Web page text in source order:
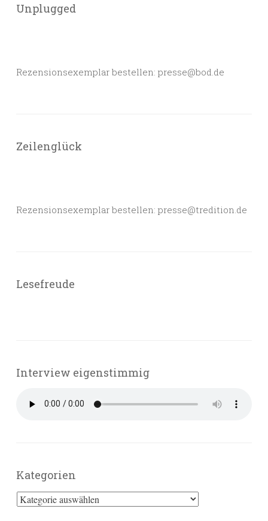
Unplugged
Rezensionsexemplar bestellen: presse@bod.de
Zeilenglück
Rezensionsexemplar bestellen: presse@tredition.de
Lesefreude
Interview eigenstimmig
Kategorien
Kategorien